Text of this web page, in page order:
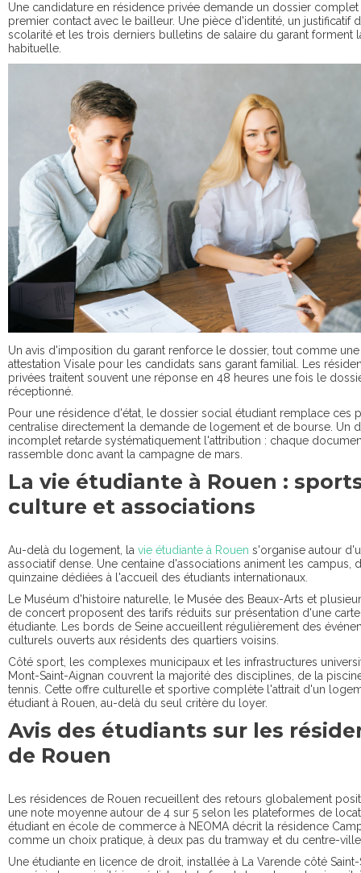
Une candidature en résidence privée demande un dossier
premier contact avec le bailleur. Une pièce d'identité, un justificatif
scolarité et les trois derniers bulletins de salaire du garant forment
habituelle.
Un avis d'imposition du garant renforce le dossier, tout comme une
attestation Visale pour les candidats sans garant familial. Les
privées traitent souvent une réponse en 48 heures une fois le
réceptionné.
Pour une résidence d'état, le dossier social étudiant remplace ces
centralise directement la demande de logement et de bourse. Un
incomplet retarde systématiquement l'attribution : chaque
rassemble donc avant la campagne de mars.
La vie étudiante à Rouen :
culture et associations
Au-delà du logement, la vie étudiante à Rouen s'organise autour
associatif dense. Une centaine d'associations animent les campus,
quinzaine dédiées à l'accueil des étudiants internationaux.
Le Muséum d'histoire naturelle, le Musée des Beaux-Arts et
de concert proposent des tarifs réduits sur présentation d'une carte
étudiante. Les bords de Seine accueillent régulièrement des
culturels ouverts aux résidents des quartiers voisins.
Côté sport, les complexes municipaux et les infrastructures
Mont-Saint-Aignan couvrent la majorité des disciplines, de la
tennis. Cette offre culturelle et sportive complète l'attrait d'un
étudiant à Rouen, au-delà du seul critère du loyer.
Avis des étudiants sur les
de Rouen
Les résidences de Rouen recueillent des retours globalement
une note moyenne autour de 4 sur 5 selon les plateformes de
étudiant en école de commerce à NEOMA décrit la résidence
comme un choix pratique, à deux pas du tramway et du centre-
Une étudiante en licence de droit, installée à La Varende côté Saint-